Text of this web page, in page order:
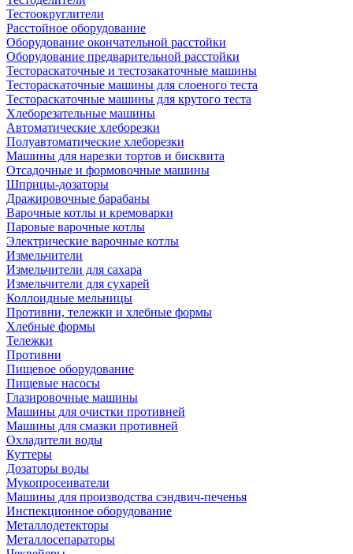
Тестоокруглители
Расстойное оборудование
Оборудование окончательной расстойки
Оборудование предварительной расстойки
Тестораскаточные и тестозакаточные машины
Тестораскаточные машины для слоеного теста
Тестораскаточные машины для крутого теста
Хлеборезательные машины
Автоматические хлеборезки
Полуавтоматические хлеборезки
Машины для нарезки тортов и бисквита
Отсадочные и формовочные машины
Шприцы-дозаторы
Дражировочные барабаны
Варочные котлы и кремоварки
Паровые варочные котлы
Электрические варочные котлы
Измельчители
Измельчители для сахара
Измельчители для сухарей
Коллоидные мельницы
Противни, тележки и хлебные формы
Хлебные формы
Тележки
Противни
Пищевое оборудование
Пищевые насосы
Глазировочные машины
Машины для очистки противней
Машины для смазки противней
Охладители воды
Куттеры
Дозаторы воды
Мукопросеиватели
Машины для производства сэндвич-печенья
Инспекционное оборудование
Металлодетекторы
Металлосепараторы